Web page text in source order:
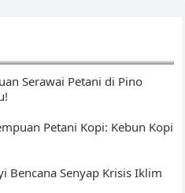
Amanat di Kebun Kopi
Serawai Petani di Pino
Petani Kopi: Kebun Kopi
Bencana Senyap Krisis Iklim